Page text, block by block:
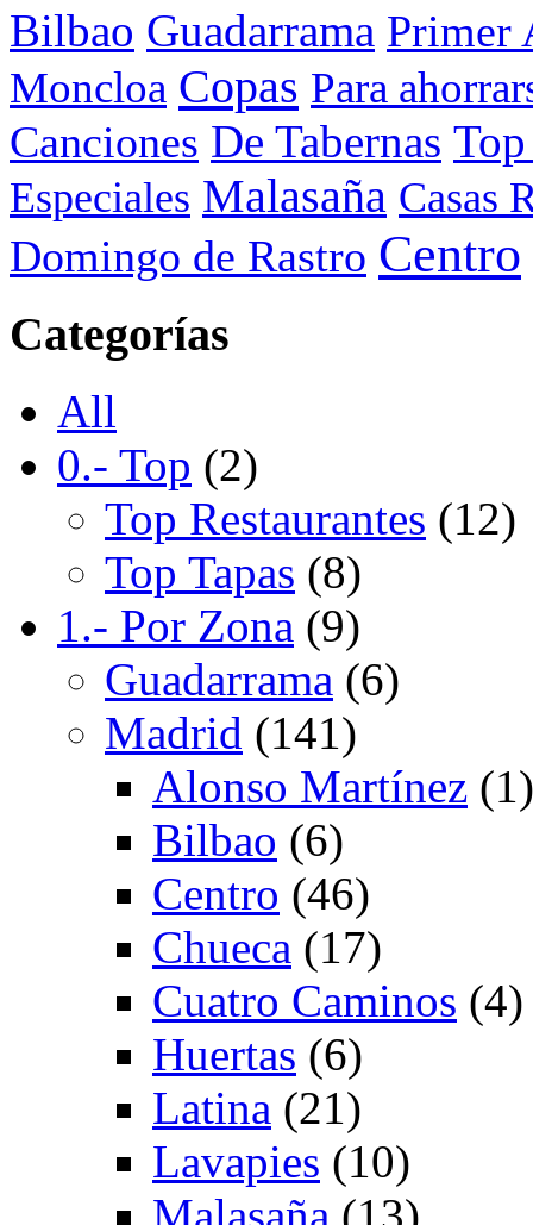
Bilbao Guadarrama Primer
Moncloa Copas Para
Canciones De Tabernas Top
Especiales Malasaña Casas
Domingo de Rastro Centro
Categorías
All
0.- Top (2)
Top Restaurantes (12)
Top Tapas (8)
1.- Por Zona (9)
Guadarrama (6)
Madrid (141)
Alonso Martínez (1)
Bilbao (6)
Centro (46)
Chueca (17)
Cuatro Caminos (4)
Huertas (6)
Latina (21)
Lavapies (10)
Malasaña (13)